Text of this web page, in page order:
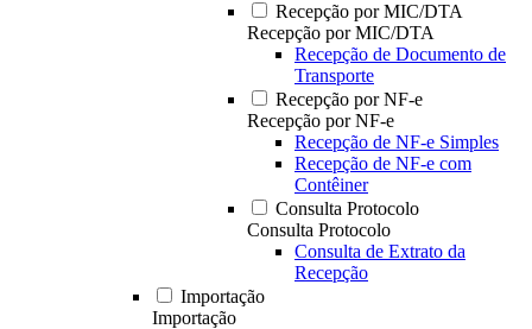
Recepção por MIC/DTA
Recepção por MIC/DTA
Recepção de Documento de
Transporte
Recepção por NF-e
Recepção por NF-e
Recepção de NF-e Simples
Recepção de NF-e com
Contêiner
Consulta Protocolo
Consulta Protocolo
Consulta de Extrato da
Recepção
Importação
Importação